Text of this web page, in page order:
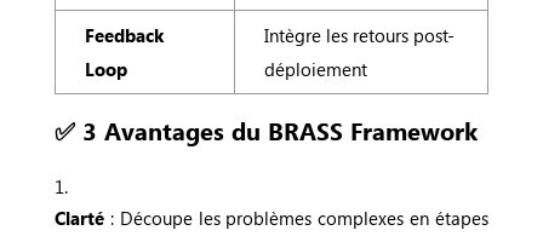
Feedback
Loop
Intègre les retours post-
déploiement
✅ 3 Avantages du BRASS Framework
Clarté: Découpe les problèmes complexes en étapes